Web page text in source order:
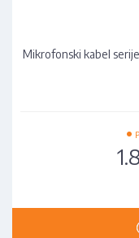
Mikrofonski kabel
•